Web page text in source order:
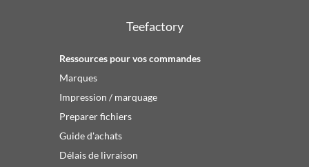
Teefactory
Ressources pour vos commandes
Marques
Impression / marquage
Preparer fichiers
Guide d'achats
Délais de livraison